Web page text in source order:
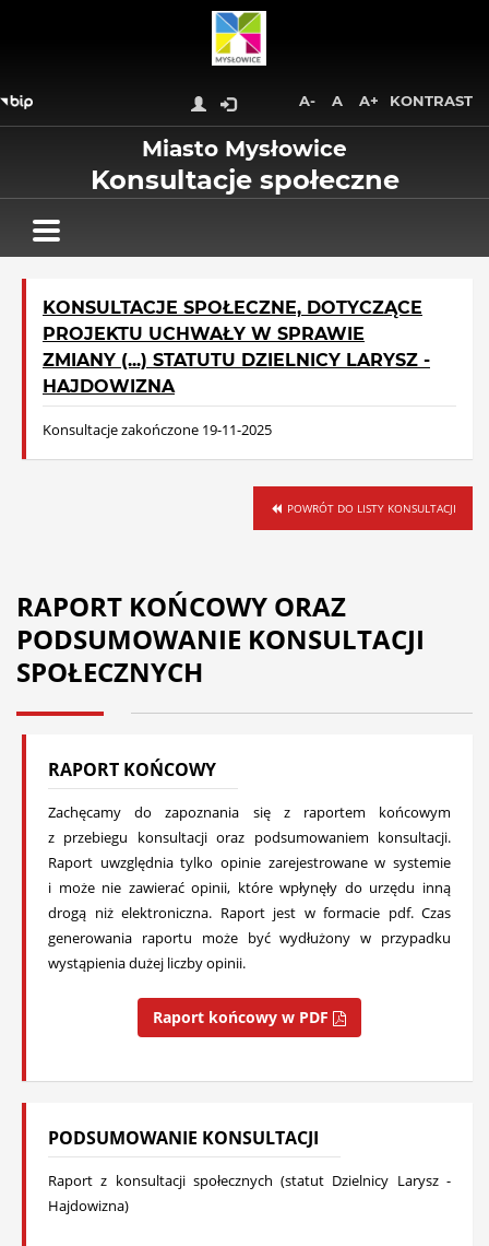
Wróć na początek strony
Przejdź do treści głównej
Przejdź do stopki
Przejdź do mapy serwisu
A- A A+ KONTRAST
Miasto Mysłowice
Konsultacje społeczne
KONSULTACJE SPOŁECZNE, DOTYCZĄCE
PROJEKTU UCHWAŁY W SPRAWIE
ZMIANY (...) STATUTU DZIELNICY LARYSZ -
HAJDOWIZNA
Konsultacje zakończone 19-11-2025
POWRÓT DO LISTY KONSULTACJI
RAPORT KOŃCOWY ORAZ
PODSUMOWANIE KONSULTACJI
SPOŁECZNYCH
RAPORT KOŃCOWY
Zachęcamy do zapoznania się z raportem końcowym
z przebiegu konsultacji oraz podsumowaniem konsultacji.
Raport uwzględnia tylko opinie zarejestrowane w systemie
i może nie zawierać opinii, które wpłynęły do urzędu inną
drogą niż elektroniczna. Raport jest w formacie pdf. Czas
generowania raportu może być wydłużony w przypadku
wystąpienia dużej liczby opinii.
Raport końcowy w PDF
PODSUMOWANIE KONSULTACJI
Raport z konsultacji społecznych (statut Dzielnicy Larysz -
Hajdowizna)